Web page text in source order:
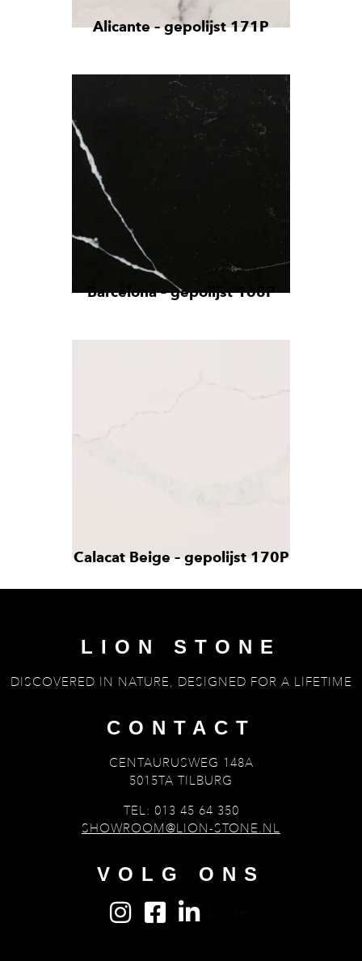
Alicante – gepolijst 171P
Barcelona – gepolijst 168P
Calacat Beige – gepolijst 170P
LION STONE
DISCOVERED IN NATURE, DESIGNED FOR A LIFETIME
CONTACT
CENTAURUSWEG 148A
5015TA TILBURG
TEL: 013 45 64 350
SHOWROOM@LION-STONE.NL
VOLG ONS